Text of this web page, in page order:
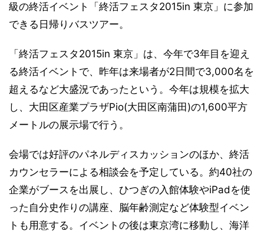
級の終活イベント「終活フェスタ2015in 東京」に参加
できる日帰りバスツアー。
「終活フェスタ2015in 東京」は、今年で3年目を迎え
る終活イベントで、昨年は来場者が2日間で3,000名を
超えるなど大盛況であったという。今年は規模を拡大
し、大田区産業プラザPio(大田区南蒲田)の1,600平方
メートルの展示場で行う。
会場では好評のパネルディスカッションのほか、終活
カウンセラーによる相談会を予定している。約40社の
企業がブースを出展し、ひつぎの入館体験やiPadを使
った自分史作りの講座、脳年齢測定など体験型イベン
トも用意する。イベントの後は東京湾に移動し、海洋